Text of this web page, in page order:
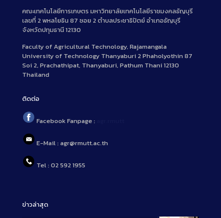
คณะเทคโนโลยีการเกษตร มหาวิทยาลัยเทคโนโลยีราชมงคลธัญบุรี
เลขที่ 2 พหลโยธิน 87 ซอย 2 ตำบลประชาธิปัตย์ อำเภอธัญบุรี
จังหวัดปทุมธานี 12130
Faculty of Agricultural Technology, Rajamangala
University of Technology Thanyaburi 2 Phaholyothin 87
Soi 2, Prachathipat, Thanyaburi, Pathum Thani 12130
Thailand
ติดต่อ
Facebook Fanpage :
E-Mail : agr@rmutt.ac.th
Tel : 02 592 1955
ข่าวล่าสุด